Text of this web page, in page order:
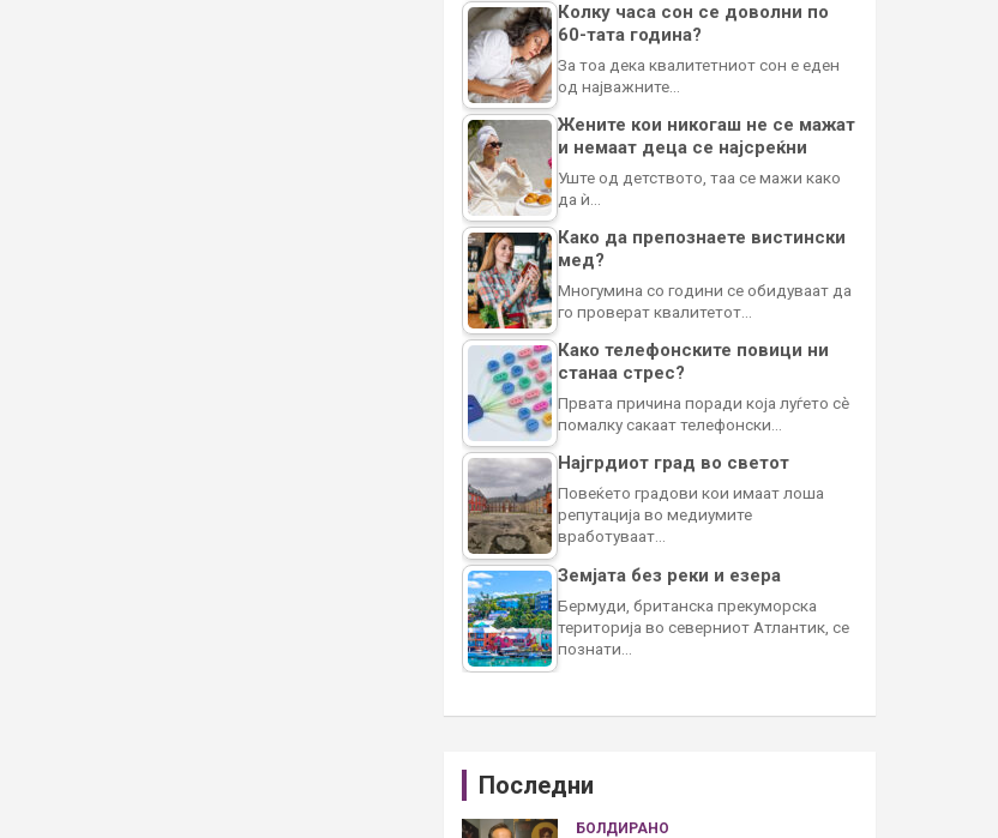
Колку часа сон се доволни по
60-тата година?
За тоа дека квалитетниот сон е еден
од најважните…
Жените кои никогаш не се мажат
и немаат деца се најсреќни
Уште од детството, таа се мажи како
да ѝ…
Како да препознаете вистински
мед?
Многумина со години се обидуваат да
го проверат квалитетот…
Како телефонските повици ни
станаа стрес?
Првата причина поради која луѓето сè
помалку сакаат телефонски…
Најгрдиот град во светот
Повеќето градови кои имаат лоша
репутација во медиумите
вработуваат…
Земјата без реки и езера
Бермуди, британска прекуморска
територија во северниот Атлантик, се
познати…
Последни
БОЛДИРАНО